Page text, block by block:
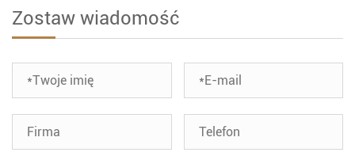
Zostaw wiadomość